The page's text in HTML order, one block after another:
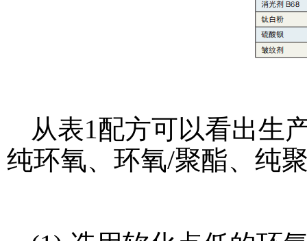
从表1配方可以看出生
纯环氧、环氧/聚酯、纯